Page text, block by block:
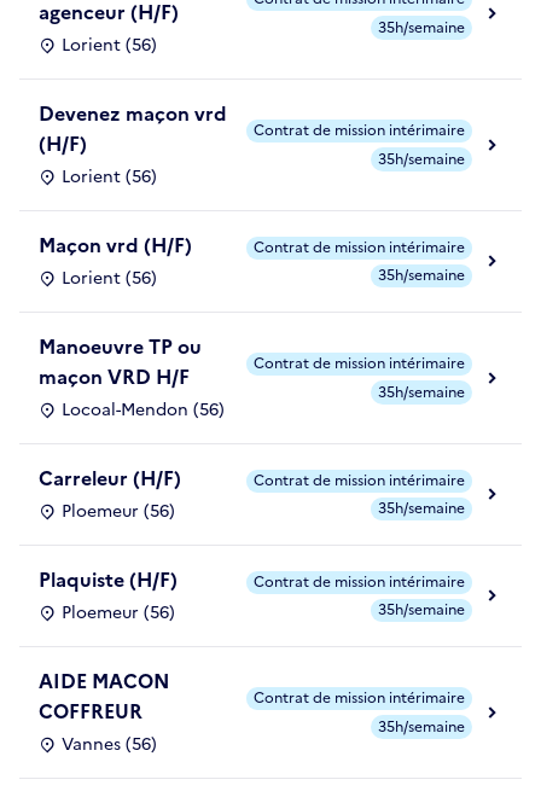
agenceur (H/F)
Lorient (56)
35h/semaine
Devenez maçon vrd
(H/F)
Lorient (56)
Contrat de mission intérimaire
35h/semaine
Maçon vrd (H/F)
Lorient (56)
Contrat de mission intérimaire
35h/semaine
Manoeuvre TP ou
maçon VRD H/F
Locoal-Mendon (56)
Contrat de mission intérimaire
35h/semaine
Carreleur (H/F)
Ploemeur (56)
Contrat de mission intérimaire
35h/semaine
Plaquiste (H/F)
Ploemeur (56)
Contrat de mission intérimaire
35h/semaine
AIDE MACON
COFFREUR
Vannes (56)
Contrat de mission intérimaire
35h/semaine